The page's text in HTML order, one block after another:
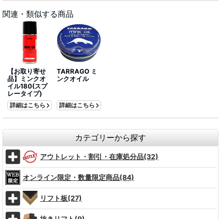
関連・類似する商品
【お取り寄せ
品】ミンクオ
イル180(スプ
レータイプ)
詳細はこちら
TARRAGO ミ
ンクオイル
詳細はこちら
カテゴリーから探す
アウトレット・割引・在庫処分品(32)
オンライン限定・数量限定商品(84)
リフト板(27)